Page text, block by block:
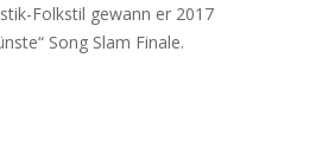
Folkstil gewann er 2017
Song Slam Finale.